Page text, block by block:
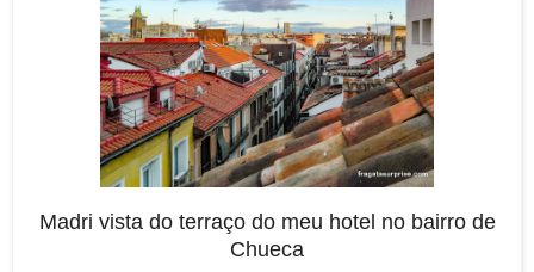
Madri vista do terraço do meu hotel no bairro de
Chueca